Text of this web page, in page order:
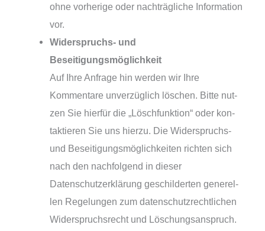
ohne vor­he­ri­ge oder nach­träg­li­che Information
vor.
Widerspruchs- und
Beseitigungsmöglichkeit
Auf Ihre Anfrage hin wer­den wir Ihre
Kommentare unver­züg­lich löschen. Bitte nut­
zen Sie hier­für die „Löschfunktion“ oder kon­
tak­tie­ren Sie uns hier­zu. Die Widerspruchs-
und Beseitigungsmöglichkeiten rich­ten sich
nach den nach­fol­gend in die­ser
Datenschutzerklärung geschil­der­ten gene­rel­
len Regelungen zum daten­schutz­recht­li­chen
Widerspruchsrecht und Löschungsanspruch.